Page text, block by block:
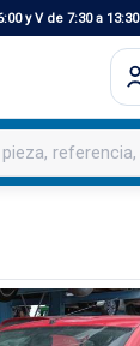
y V de 7:30 a 13:30